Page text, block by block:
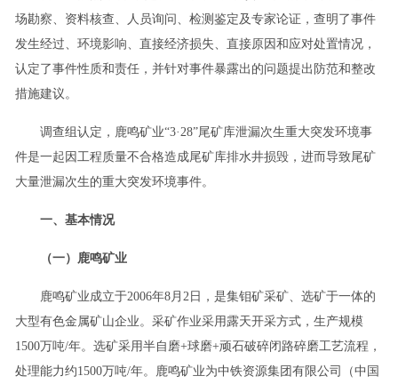
场勘察、资料核查、人员询问、检测鉴定及专家论证，查明了事件
发生经过、环境影响、直接经济损失、直接原因和应对处置情况，
认定了事件性质和责任，并针对事件暴露出的问题提出防范和整改
措施建议。
调查组认定，鹿鸣矿业“3·28”尾矿库泄漏次生重大突发环境事
件是一起因工程质量不合格造成尾矿库排水井损毁，进而导致尾矿
大量泄漏次生的重大突发环境事件。
一、基本情况
（一）鹿鸣矿业
鹿鸣矿业成立于2006年8月2日，是集钼矿采矿、选矿于一体的
大型有色金属矿山企业。采矿作业采用露天开采方式，生产规模
1500万吨/年。选矿采用半自磨+球磨+顽石破碎闭路碎磨工艺流程，
处理能力约1500万吨/年。鹿鸣矿业为中铁资源集团有限公司（中国